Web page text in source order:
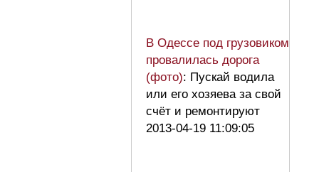
В Одессе под грузовиком
провалилась дорога
(фото): Пускай водила
или его хозяева за свой
счёт и ремонтируют
2013-04-19 11:09:05